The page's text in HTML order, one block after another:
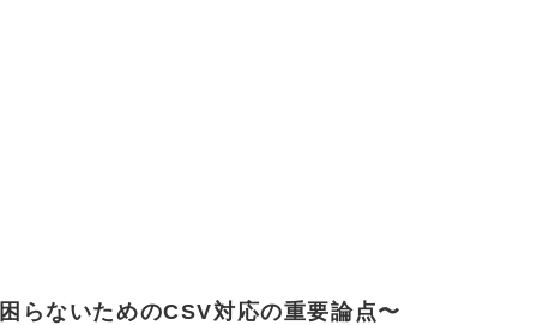
らないためのCSV対応の重要論点〜